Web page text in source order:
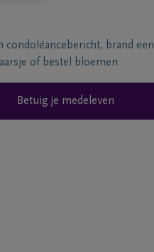
condoléancebericht, brand een
of bestel bloemen
Betuig je medeleven